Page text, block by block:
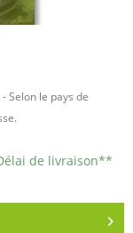
- Selon le pays de
de livraison**